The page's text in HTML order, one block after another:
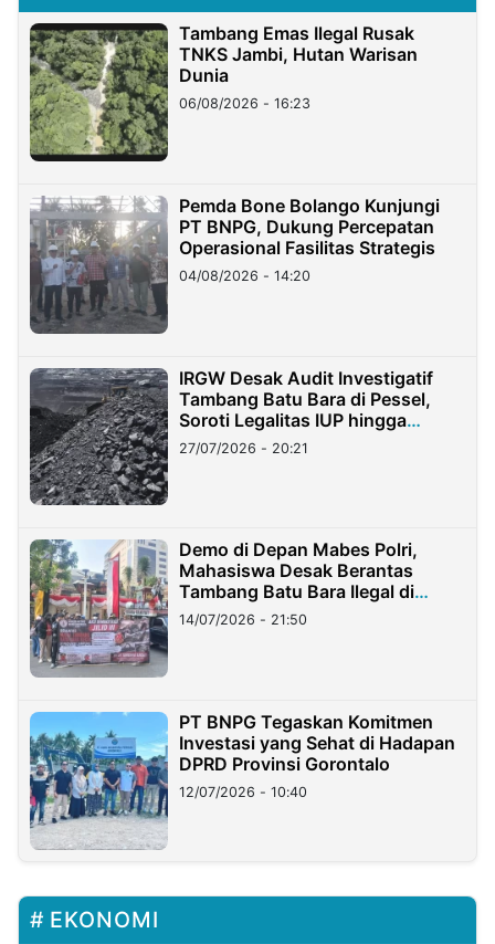
Tambang Emas Ilegal Rusak
TNKS Jambi, Hutan Warisan
Dunia
06/08/2026 - 16:23
Pemda Bone Bolango Kunjungi
PT BNPG, Dukung Percepatan
Operasional Fasilitas Strategis
04/08/2026 - 14:20
IRGW Desak Audit Investigatif
Tambang Batu Bara di Pessel,
Soroti Legalitas IUP hingga
Stockpile
27/07/2026 - 20:21
Demo di Depan Mabes Polri,
Mahasiswa Desak Berantas
Tambang Batu Bara Ilegal di
Lampung
14/07/2026 - 21:50
PT BNPG Tegaskan Komitmen
Investasi yang Sehat di Hadapan
DPRD Provinsi Gorontalo
12/07/2026 - 10:40
EKONOMI